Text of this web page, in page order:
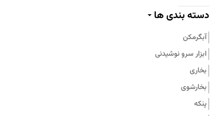
پیلو
بامبوم
نیچی
پارس استیل
جنرال فیت
دسته بندی ها
آبگرمکن
ابزار سرو نوشیدنی
بخاری
بخارشوی
پنکه